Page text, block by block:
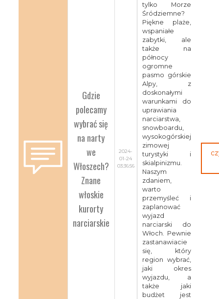
Gdzie
polecamy
wybrać się
na narty
we
Włoszech?
Znane
włoskie
kurorty
narciarskie
2024-
01-24
03:36:56
tylko Morze
Śródziemne?
Piękne plaże,
wspaniałe
zabytki, ale
także na
północy
ogromne
pasmo górskie
Alpy, z
doskonałymi
warunkami do
uprawiania
narciarstwa,
snowboardu,
wysokogórskiej
zimowej
turystyki i
skialpinizmu.
Naszym
zdaniem,
warto
przemyśleć i
zaplanować
wyjazd
narciarski do
Włoch. Pewnie
zastanawiacie
się, który
region wybrać,
jaki okres
wyjazdu, a
także jaki
budżet jest